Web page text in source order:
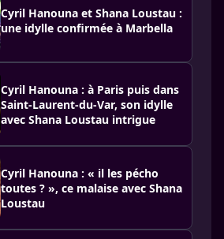
Cyril Hanouna et Shana Loustau :
une idylle confirmée à Marbella
Cyril Hanouna : à Paris puis dans
Saint-Laurent-du-Var, son idylle
avec Shana Loustau intrigue
Cyril Hanouna : « il les pécho
toutes ? », ce malaise avec Shana
Loustau